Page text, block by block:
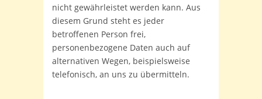
nicht gewährleistet werden kann. Aus
diesem Grund steht es jeder
betroffenen Person frei,
personenbezogene Daten auch auf
alternativen Wegen, beispielsweise
telefonisch, an uns zu übermitteln.